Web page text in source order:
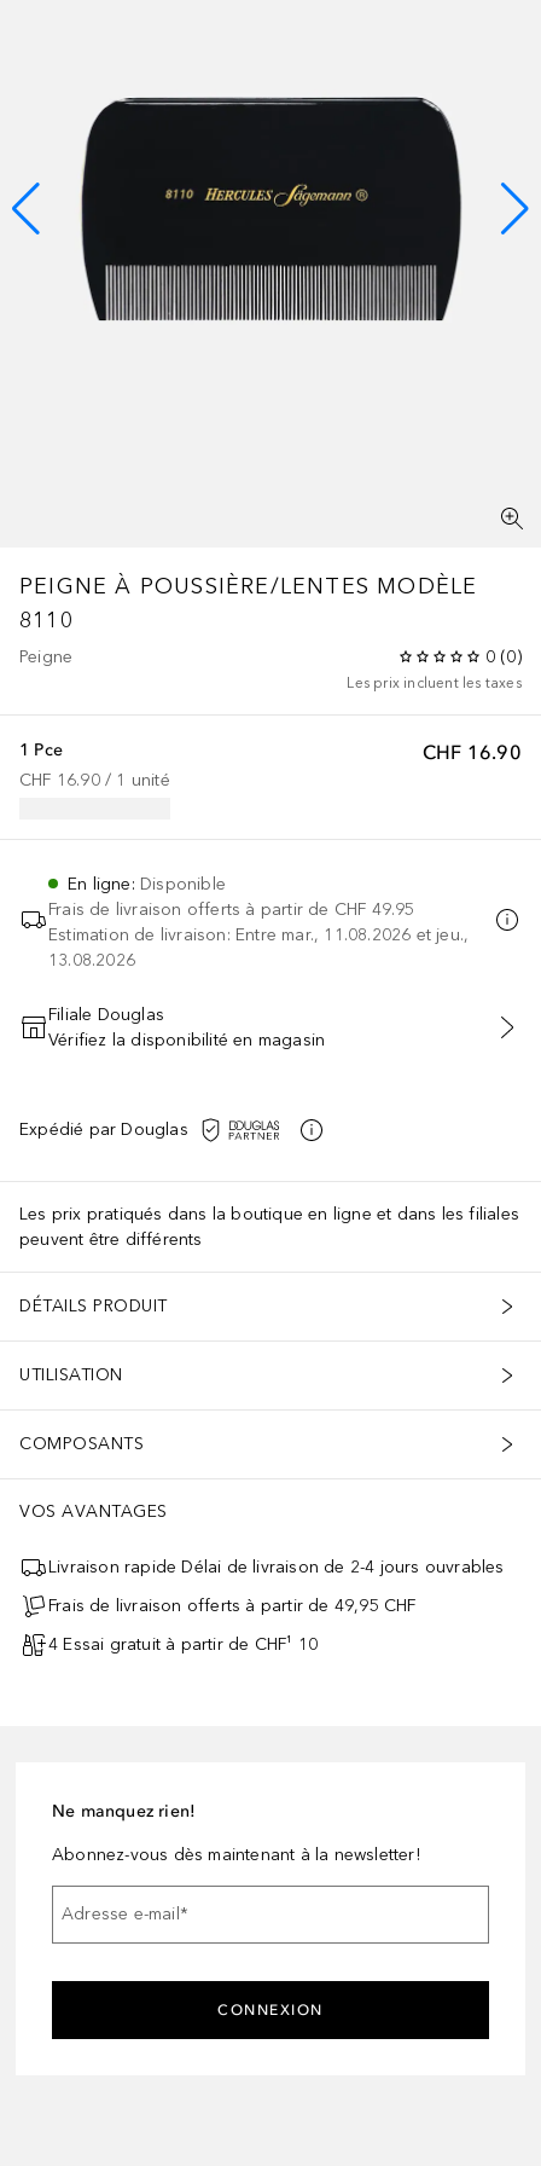
PEIGNE À POUSSIÈRE/LENTES MODÈLE
8110
Peigne 0 (0)
Les prix incluent les taxes
CHF 16.90
1 Pce
CHF 16.90 / 1 unité
En ligne: Disponible
Frais de livraison offerts à partir de CHF 49.95
Estimation de livraison: Entre mar., 11.08.2026 et jeu.,
13.08.2026
AJOUTER AU PANIER
Filiale Douglas
Vérifiez la disponibilité en magasin
Expédié par Douglas
Les prix pratiqués dans la boutique en ligne et dans les filiales
peuvent être différents
DÉTAILS PRODUIT
UTILISATION
COMPOSANTS
VOS AVANTAGES
Livraison rapide Délai de livraison de 2-4 jours ouvrables
Frais de livraison offerts à partir de 49,95 CHF
4 Essai gratuit à partir de CHF¹ 10
Ne manquez rien!
Abonnez-vous dès maintenant à la newsletter!
Adresse e-mail*
CONNEXION